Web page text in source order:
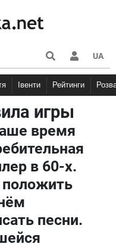
UA
Івенти Рейтинги
игры
время
в 60-х.
положить
песни.